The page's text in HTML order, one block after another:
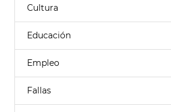
Cultura
Educación
Empleo
Fallas